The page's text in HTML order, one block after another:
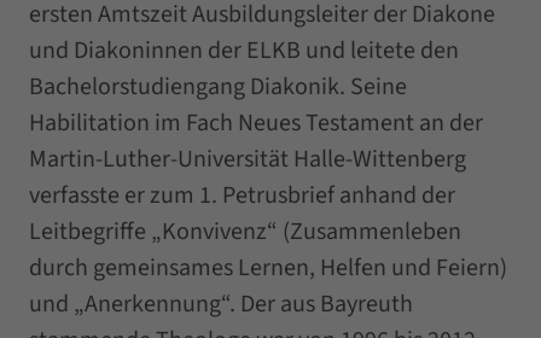
ersten Amtszeit Ausbildungsleiter der Diakone
und Diakoninnen der ELKB und leitete den
Bachelorstudiengang Diakonik. Seine
Habilitation im Fach Neues Testament an der
Martin-Luther-Universität Halle-Wittenberg
verfasste er zum 1. Petrusbrief anhand der
Leitbegriffe „Konvivenz“ (Zusammenleben
durch gemeinsames Lernen, Helfen und Feiern)
und „Anerkennung“. Der aus Bayreuth